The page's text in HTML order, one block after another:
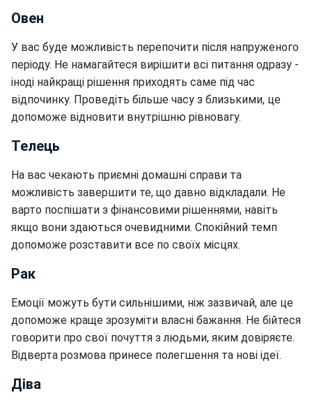
Овен
У вас буде можливість перепочити після напруженого
періоду. Не намагайтеся вирішити всі питання одразу -
іноді найкращі рішення приходять саме під час
відпочинку. Проведіть більше часу з близькими, це
допоможе відновити внутрішню рівновагу.
Телець
На вас чекають приємні домашні справи та
можливість завершити те, що давно відкладали. Не
варто поспішати з фінансовими рішеннями, навіть
якщо вони здаються очевидними. Спокійний темп
допоможе розставити все по своїх місцях.
Рак
Емоції можуть бути сильнішими, ніж зазвичай, але це
допоможе краще зрозуміти власні бажання. Не бійтеся
говорити про свої почуття з людьми, яким довіряєте.
Відверта розмова принесе полегшення та нові ідеї.
Діва